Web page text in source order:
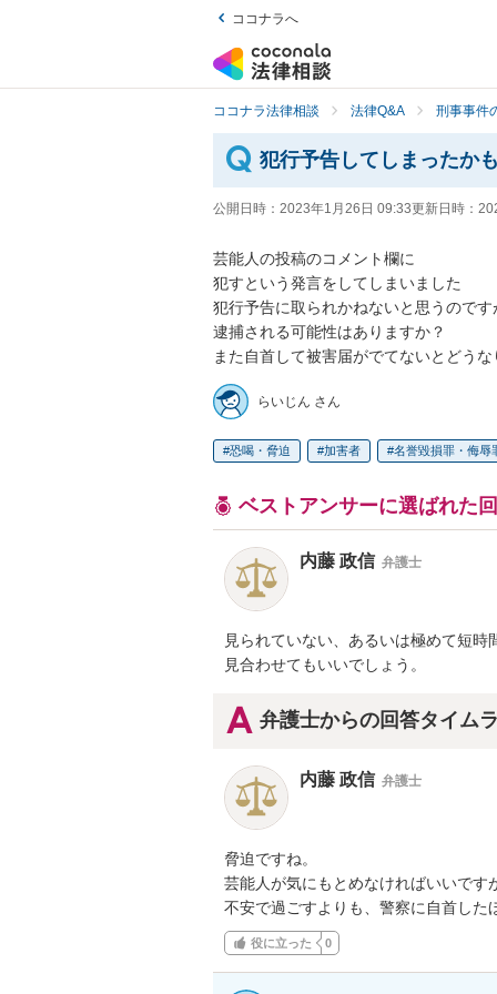
ココナラへ
ココナラ法律相談 法律Q&A 刑事事件
犯行予告してしまったか
公開日時： 2023年1月26日 09:33更新日時：
芸能人の投稿のコメント欄に
犯すという発言をしてしまいました
犯行予告に取られかねないと思うのです
逮捕される可能性はありますか？
また自首して被害届がでてないとどう
らいじん さん
恐喝・脅迫 加害者 名誉毀損罪・侮辱
ベストアンサーに選ばれた
内藤 政信 弁護士
見られていない、あるいは極めて短
見合わせてもいいでしょう。
弁護士からの回答タイム
内藤 政信 弁護士
脅迫ですね。
芸能人が気にもとめなければいいです
不安で過ごすよりも、警察に自首した
役に立った 0